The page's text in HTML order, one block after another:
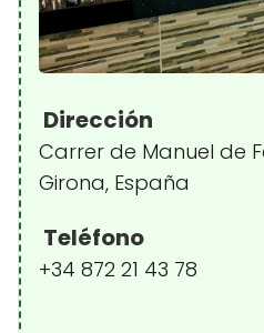
Dirección
Carrer de Manuel de
Girona, España
Teléfono
+34 872 21 43 78